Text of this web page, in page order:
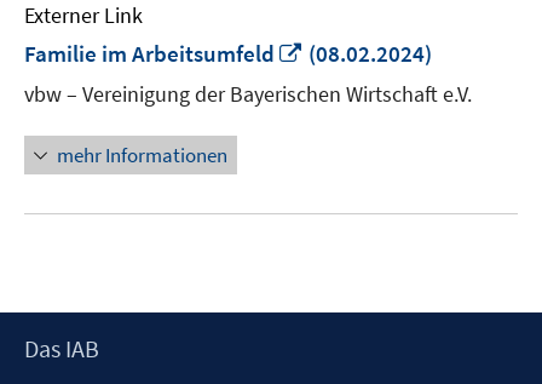
Externer Link
Familie im Arbeitsumfeld
In
neuem
Fenster
(08.02.2024)
vbw – Vereinigung der Bayerischen Wirtschaft e.V.
mehr Informationen
Footer
Das IAB